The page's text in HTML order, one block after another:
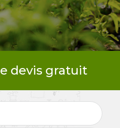
devis gratuit